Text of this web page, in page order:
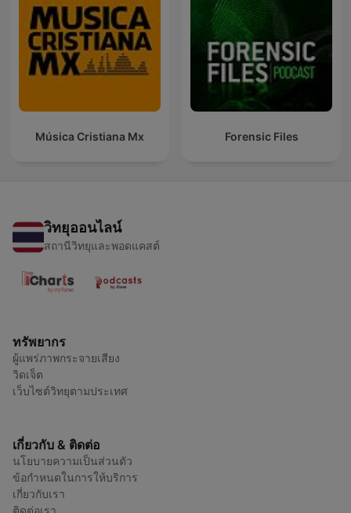
Música Cristiana Mx Forensic Files
วิทยุออนไลน์
สถานีวิทยุและพอดแคสต์
ทรัพยากร
ผู้แพร่ภาพกระจายเสียง
วิดเจ็ต
เว็บไซต์วิทยุตามประเทศ
เกี่ยวกับ & ติดต่อ
นโยบายความเป็นส่วนตัว
ข้อกำหนดในการให้บริการ
เกี่ยวกับเรา